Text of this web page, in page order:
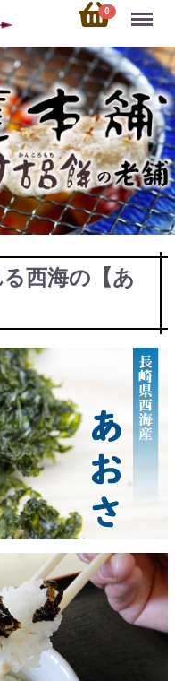
0 Menu
西海の【あ